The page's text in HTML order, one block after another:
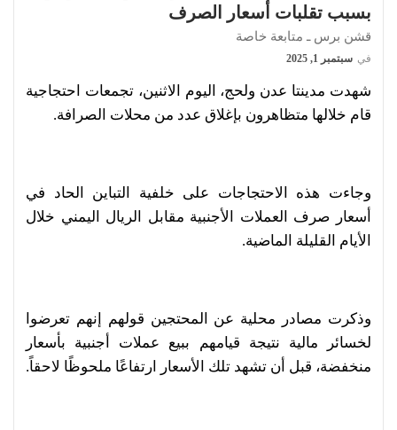
بسبب تقلبات أسعار الصرف
قشن برس ـ متابعة خاصة
في سبتمبر 1, 2025
شهدت مدينتا عدن ولحج، اليوم الاثنين، تجمعات احتجاجية
قام خلالها متظاهرون بإغلاق عدد من محلات الصرافة.
وجاءت هذه الاحتجاجات على خلفية التباين الحاد في
أسعار صرف العملات الأجنبية مقابل الريال اليمني خلال
الأيام القليلة الماضية.
وذكرت مصادر محلية عن المحتجين قولهم إنهم تعرضوا
لخسائر مالية نتيجة قيامهم ببيع عملات أجنبية بأسعار
منخفضة، قبل أن تشهد تلك الأسعار ارتفاعًا ملحوظًا لاحقاً.